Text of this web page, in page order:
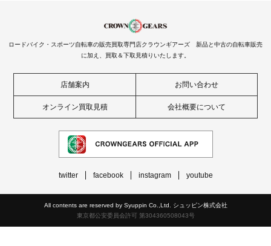
ロードバイク・スポーツ自転車の販売買取専門店クラウンギアーズ 新品と中古の自転車販売
に加え、買取＆下取見積りいたします。
店舗案内 お問い合わせ
オンライン買取見積 会社概要について
twitter facebook instagram youtube
All contents are reserved by Syuppin Co.,Ltd. シュッピン株式会社
東京都公安委員会許可 第304360508043号